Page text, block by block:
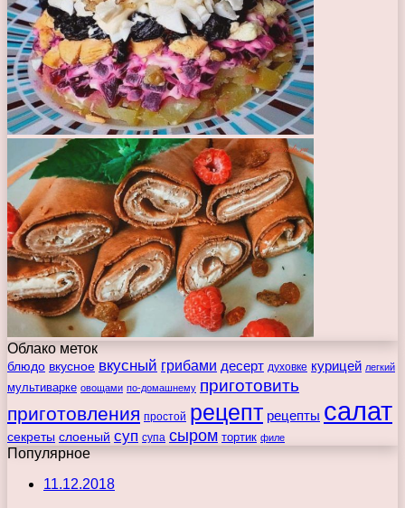
Облако меток
блюдо вкусное вкусный грибами десерт духовке курицей легкий
мультиварке овощами по-домашнему приготовить
приготовления простой рецепт рецепты салат
секреты слоеный суп супа сыром тортик филе
Популярное
11.12.2018